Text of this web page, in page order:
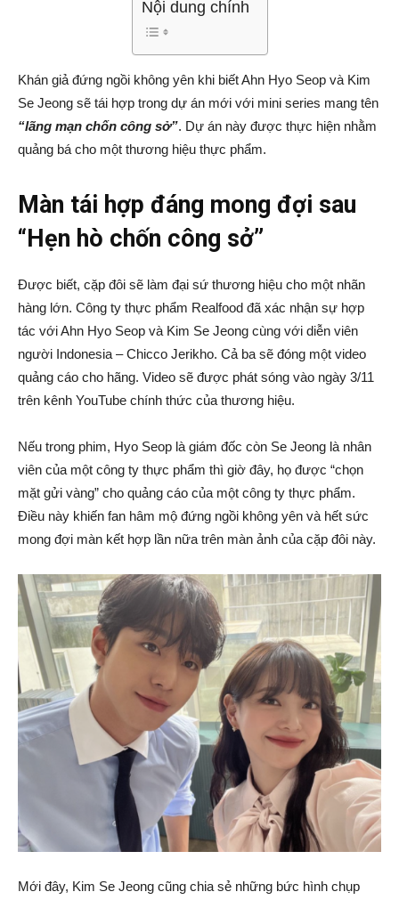
Nội dung chính
Khán giả đứng ngồi không yên khi biết Ahn Hyo Seop và Kim
Se Jeong sẽ tái hợp trong dự án mới với mini series mang tên
“lãng mạn chốn công sở”. Dự án này được thực hiện nhằm
quảng bá cho một thương hiệu thực phẩm.
Màn tái hợp đáng mong đợi sau
“Hẹn hò chốn công sở”
Được biết, cặp đôi sẽ làm đại sứ thương hiệu cho một nhãn
hàng lớn. Công ty thực phẩm Realfood đã xác nhận sự hợp
tác với Ahn Hyo Seop và Kim Se Jeong cùng với diễn viên
người Indonesia – Chicco Jerikho. Cả ba sẽ đóng một video
quảng cáo cho hãng. Video sẽ được phát sóng vào ngày 3/11
trên kênh YouTube chính thức của thương hiệu.
Nếu trong phim, Hyo Seop là giám đốc còn Se Jeong là nhân
viên của một công ty thực phẩm thì giờ đây, họ được “chọn
mặt gửi vàng” cho quảng cáo của một công ty thực phẩm.
Điều này khiến fan hâm mộ đứng ngồi không yên và hết sức
mong đợi màn kết hợp lần nữa trên màn ảnh của cặp đôi này.
Mới đây, Kim Se Jeong cũng chia sẻ những bức hình chụp